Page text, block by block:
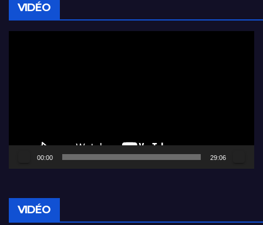
VIDÉO
00:00 29:06
VIDÉO